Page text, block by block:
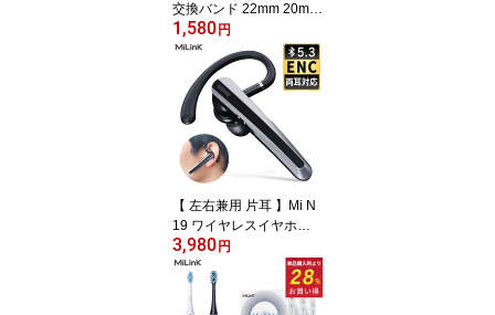
交換バンド 22mm 20mm
腕時計 ベルト ナイロン
織り マグネット 替えバ
ンド 腕時計バンド 交換
ベルト 替えベルト 簡単
ベルト おしゃれ 女性 伸
縮 調節可能 スポーツ ス
ポーツベルト メンズ レ
ディース 単色 シンプル
1,580 円
【 左右兼用 片耳 】Mi N
19 ワイヤレスイヤホン b
luetooth 5.3 イヤホン 耳
掛け ENC ノイズリダク
ション 完全 ワイヤレス
ブルートゥース イヤホン
3,980 円